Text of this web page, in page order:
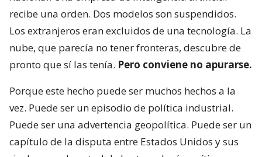
recibe una orden. Dos modelos son suspendidos.
Los extranjeros eran excluidos de una tecnología. La
nube, que parecía no tener fronteras, descubre de
pronto que sí las tenía. Pero conviene no apurarse.
Porque este hecho puede ser muchos hechos a la
vez. Puede ser un episodio de política industrial.
Puede ser una advertencia geopolítica. Puede ser un
capítulo de la disputa entre Estados Unidos y sus